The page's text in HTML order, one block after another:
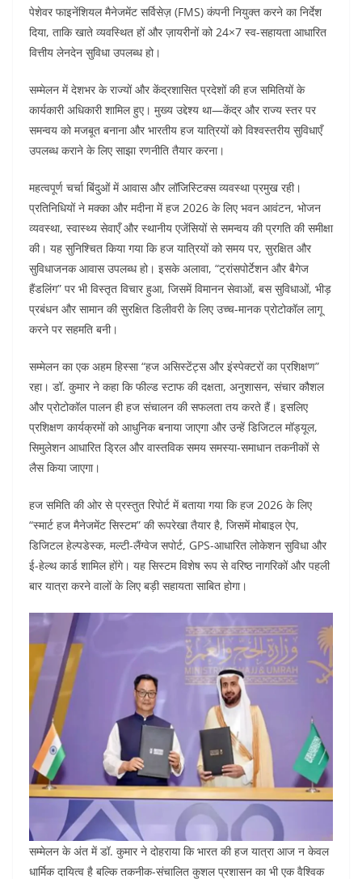
पेशेवर फाइनेंशियल मैनेजमेंट सर्विसेज़ (FMS) कंपनी नियुक्त करने का निर्देश
दिया, ताकि खाते व्यवस्थित हों और ज़ायरीनों को 24×7 स्व-सहायता आधारित
वित्तीय लेनदेन सुविधा उपलब्ध हो।
सम्मेलन में देशभर के राज्यों और केंद्रशासित प्रदेशों की हज समितियों के
कार्यकारी अधिकारी शामिल हुए। मुख्य उद्देश्य था—केंद्र और राज्य स्तर पर
समन्वय को मजबूत बनाना और भारतीय हज यात्रियों को विश्वस्तरीय सुविधाएँ
उपलब्ध कराने के लिए साझा रणनीति तैयार करना।
महत्वपूर्ण चर्चा बिंदुओं में आवास और लॉजिस्टिक्स व्यवस्था प्रमुख रही।
प्रतिनिधियों ने मक्का और मदीना में हज 2026 के लिए भवन आवंटन, भोजन
व्यवस्था, स्वास्थ्य सेवाएँ और स्थानीय एजेंसियों से समन्वय की प्रगति की समीक्षा
की। यह सुनिश्चित किया गया कि हज यात्रियों को समय पर, सुरक्षित और
सुविधाजनक आवास उपलब्ध हो। इसके अलावा, “ट्रांसपोर्टेशन और बैगेज
हैंडलिंग” पर भी विस्तृत विचार हुआ, जिसमें विमानन सेवाओं, बस सुविधाओं, भीड़
प्रबंधन और सामान की सुरक्षित डिलीवरी के लिए उच्च-मानक प्रोटोकॉल लागू
करने पर सहमति बनी।
सम्मेलन का एक अहम हिस्सा “हज असिस्टेंट्स और इंस्पेक्टरों का प्रशिक्षण”
रहा। डॉ. कुमार ने कहा कि फील्ड स्टाफ की दक्षता, अनुशासन, संचार कौशल
और प्रोटोकॉल पालन ही हज संचालन की सफलता तय करते हैं। इसलिए
प्रशिक्षण कार्यक्रमों को आधुनिक बनाया जाएगा और उन्हें डिजिटल मॉड्यूल,
सिमुलेशन आधारित ड्रिल और वास्तविक समय समस्या-समाधान तकनीकों से
लैस किया जाएगा।
हज समिति की ओर से प्रस्तुत रिपोर्ट में बताया गया कि हज 2026 के लिए
“स्मार्ट हज मैनेजमेंट सिस्टम” की रूपरेखा तैयार है, जिसमें मोबाइल ऐप,
डिजिटल हेल्पडेस्क, मल्टी-लैंग्वेज सपोर्ट, GPS-आधारित लोकेशन सुविधा और
ई-हेल्थ कार्ड शामिल होंगे। यह सिस्टम विशेष रूप से वरिष्ठ नागरिकों और पहली
बार यात्रा करने वालों के लिए बड़ी सहायता साबित होगा।
सम्मेलन के अंत में डॉ. कुमार ने दोहराया कि भारत की हज यात्रा आज न केवल
धार्मिक दायित्व है बल्कि तकनीक-संचालित कुशल प्रशासन का भी एक वैश्विक